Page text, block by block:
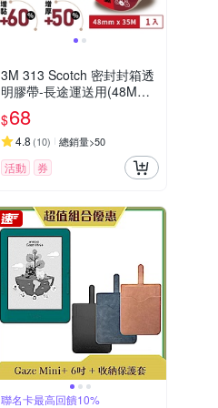
3M 313 Scotch 密封封箱透
明膠帶-長途運送用(48MMX
35M)
$68
4.8 (10) 總銷量>50
活動 券
聯名卡最高回饋10%